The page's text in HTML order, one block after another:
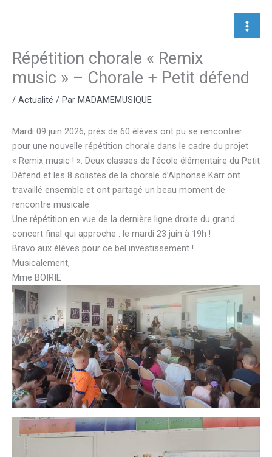
Répétition chorale « Remix
music » – Chorale + Petit défend
/ Actualité / Par MADAMEMUSIQUE
Mardi 09 juin 2026, près de 60 élèves ont pu se rencontrer
pour une nouvelle répétition chorale dans le cadre du projet
« Remix music ! ». Deux classes de l’école élémentaire du Petit
Défend et les 8 solistes de la chorale d’Alphonse Karr ont
travaillé ensemble et ont partagé un beau moment de
rencontre musicale.
Une répétition en vue de la dernière ligne droite du grand
concert final qui approche : le mardi 23 juin à 19h !
Bravo aux élèves pour ce bel investissement !
Musicalement,
Mme BOIRIE